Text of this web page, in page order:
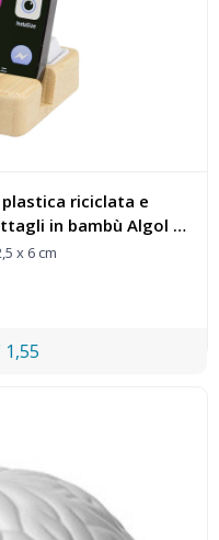
riciclata e
in bambù Algol -
x 6 cm
1,55